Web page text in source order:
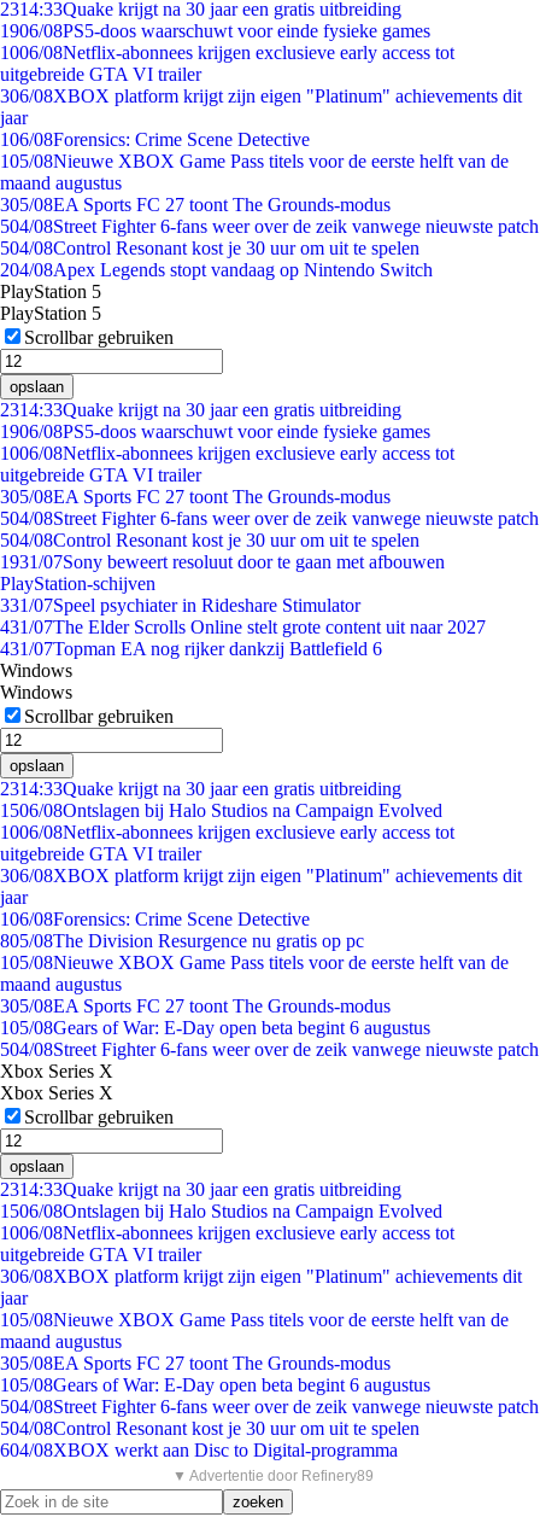
2314:33Quake krijgt na 30 jaar een gratis uitbreiding
1906/08PS5-doos waarschuwt voor einde fysieke games
1006/08Netflix-abonnees krijgen exclusieve early access tot
uitgebreide GTA VI trailer
306/08XBOX platform krijgt zijn eigen "Platinum" achievements dit
jaar
106/08Forensics: Crime Scene Detective
105/08Nieuwe XBOX Game Pass titels voor de eerste helft van de
maand augustus
305/08EA Sports FC 27 toont The Grounds-modus
504/08Street Fighter 6-fans weer over de zeik vanwege nieuwste patch
504/08Control Resonant kost je 30 uur om uit te spelen
204/08Apex Legends stopt vandaag op Nintendo Switch
PlayStation 5
PlayStation 5
Scrollbar gebruiken
opslaan
2314:33Quake krijgt na 30 jaar een gratis uitbreiding
1906/08PS5-doos waarschuwt voor einde fysieke games
1006/08Netflix-abonnees krijgen exclusieve early access tot
uitgebreide GTA VI trailer
305/08EA Sports FC 27 toont The Grounds-modus
504/08Street Fighter 6-fans weer over de zeik vanwege nieuwste patch
504/08Control Resonant kost je 30 uur om uit te spelen
1931/07Sony beweert resoluut door te gaan met afbouwen
PlayStation-schijven
331/07Speel psychiater in Rideshare Stimulator
431/07The Elder Scrolls Online stelt grote content uit naar 2027
431/07Topman EA nog rijker dankzij Battlefield 6
Windows
Windows
Scrollbar gebruiken
opslaan
2314:33Quake krijgt na 30 jaar een gratis uitbreiding
1506/08Ontslagen bij Halo Studios na Campaign Evolved
1006/08Netflix-abonnees krijgen exclusieve early access tot
uitgebreide GTA VI trailer
306/08XBOX platform krijgt zijn eigen "Platinum" achievements dit
jaar
106/08Forensics: Crime Scene Detective
805/08The Division Resurgence nu gratis op pc
105/08Nieuwe XBOX Game Pass titels voor de eerste helft van de
maand augustus
305/08EA Sports FC 27 toont The Grounds-modus
105/08Gears of War: E-Day open beta begint 6 augustus
504/08Street Fighter 6-fans weer over de zeik vanwege nieuwste patch
Xbox Series X
Xbox Series X
Scrollbar gebruiken
opslaan
2314:33Quake krijgt na 30 jaar een gratis uitbreiding
1506/08Ontslagen bij Halo Studios na Campaign Evolved
1006/08Netflix-abonnees krijgen exclusieve early access tot
uitgebreide GTA VI trailer
306/08XBOX platform krijgt zijn eigen "Platinum" achievements dit
jaar
105/08Nieuwe XBOX Game Pass titels voor de eerste helft van de
maand augustus
305/08EA Sports FC 27 toont The Grounds-modus
105/08Gears of War: E-Day open beta begint 6 augustus
504/08Street Fighter 6-fans weer over de zeik vanwege nieuwste patch
504/08Control Resonant kost je 30 uur om uit te spelen
604/08XBOX werkt aan Disc to Digital-programma
▼ Advertentie door Refinery89